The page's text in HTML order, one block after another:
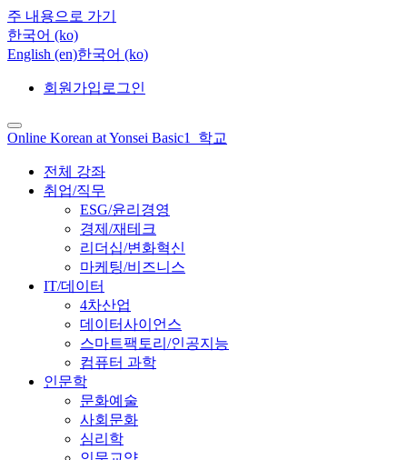
주 내용으로 가기
한국어 ‎(ko)‎
English ‎(en)‎한국어 ‎(ko)‎
회원가입 로그인
Online Korean at Yonsei Basic1_학교
전체 강좌
취업/직무
ESG/윤리경영
경제/재테크
리더십/변화혁신
마케팅/비즈니스
IT/데이터
4차산업
데이터사이언스
스마트팩토리/인공지능
컴퓨터 과학
인문학
문화예술
사회문화
심리학